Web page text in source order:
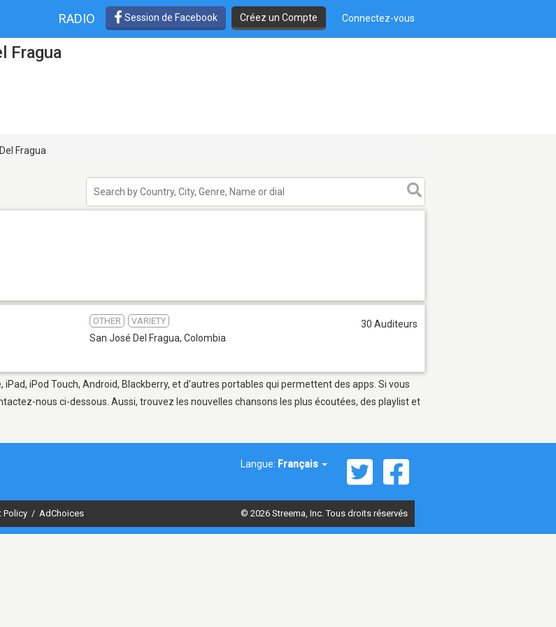
RADIO Session de Facebook Créez un Compte Connectez-vous
Fragua
Fragua
OTHER VARIETY
San José Del Fragua, Colombia
30 Auditeurs
iPod Touch, Android, Blackberry, et d'autres portables qui permettent des apps. Si vous
nous ci-dessous. Aussi, trouvez les nouvelles chansons les plus écoutées, des playlist et
Langue: Français
Policy / AdChoices © 2026 Streema, Inc. Tous droits réservés